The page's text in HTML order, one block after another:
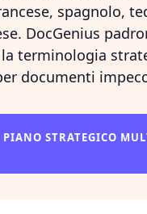
spagnolo,
DocGenius
terminologia
documenti
STRATEGICO